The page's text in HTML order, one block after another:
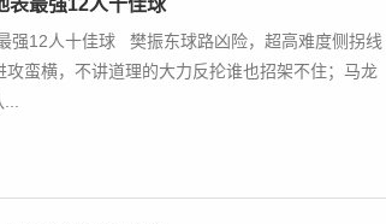
表最强12人十佳球
强12人十佳球 樊振东球路凶险，超高难度侧拐线
蛮横，不讲道理的大力反抡谁也招架不住；马龙